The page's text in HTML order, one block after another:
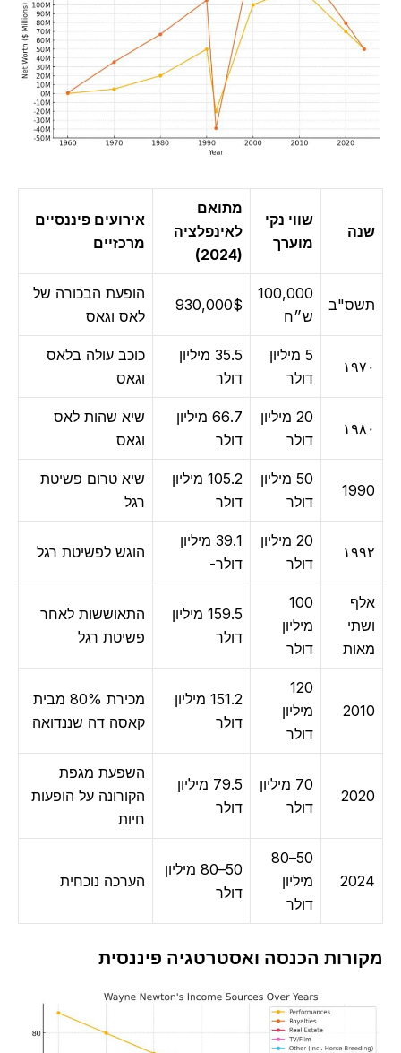
שווי נקי
מוערך
מתואם
לאינפלציה
(2024)
אירועים פיננסיים
מרכזיים
100,000
930,000$
הופעת הבכורה של
לאס וגאס
5 מיליון
35.5 מיליון
כוכב עולה בלאס
20 מיליון
66.7 מיליון
שיא שהות לאס
50 מיליון
105.2 מיליון
שיא טרום פשיטת
20 מיליון
39.1 מיליון
הוגש לפשיטת רגל
מיליון
דולר
159.5 מיליון
התאוששות לאחר
פשיטת רגל
מיליון
151.2 מיליון
מכירת 80% מבית
קאסה דה שננדואה
70 מיליון
79.5 מיליון
השפעת מגפת
הקורונה על הופעות
50–80
מיליון
50–80 מיליון
הערכה נוכחית
הכנסה ואסטרטגיה פיננסית